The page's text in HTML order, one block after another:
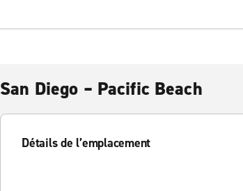
San Diego – Pacific Beach
Détails de l’emplacement